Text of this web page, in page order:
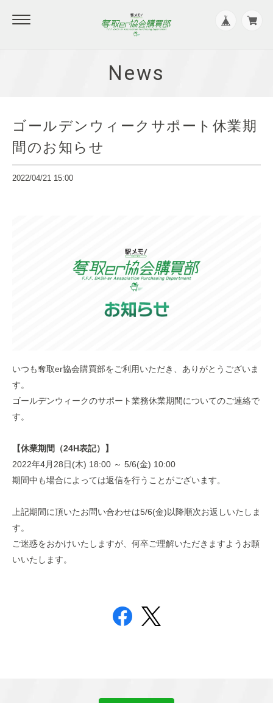
News
ゴールデンウィークサポート休業期
間のお知らせ
2022/04/21 15:00
いつも奪取er協会購買部をご利用いただき、ありがとうございま
す。
ゴールデンウィークのサポート業務休業期間についてのご連絡で
す。
【休業期間（24H表記）】
2022年4月28日(木) 18:00 ～ 5/6(金) 10:00
期間中も場合によっては返信を行うことがございます 。
上記期間に頂いたお問い合わせは5/6(金)以降順次お返しいたしま
す。
ご迷惑をおかけいたしますが、何卒ご理解いただきますようお願
いいたします。